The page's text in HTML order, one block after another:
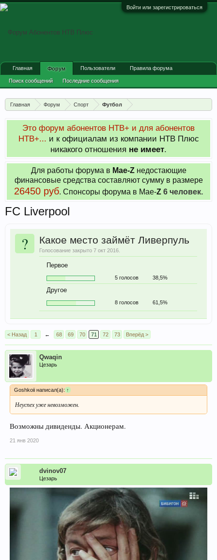
Войти или зарегистрироваться
Главная Форум Спорт Футбол
Это форум абонентов НТВ+ и для абонентов
НТВ+... и к официалам из компании НТВ Плюс
никакого отношения не имеет.
Для работы форума в Мае-Zнедостающие
финансовые средства составляют сумму в размере
26450 руб. Cпонсоры форума в Мае-Z 6 человек.
FC Liverpool
? Какое место займёт Ливерпуль
Голосование закрыто 7 окт 2016.
Первое
5 голосов 38,5%
Другое
8 голосов 61,5%
< Назад 1 ← 68 69 70 71 72 73 Вперёд >
Qwaqin
Цезарь
Goshkoii написал(а):↑
Неуспех уже невозможен.
Возможны дивиденды. Акционерам.
21 янв 2020
dvinov07
Цезарь
Главная Форум
Поиск сообщений Последние сообщения
Пользователи Правила форума